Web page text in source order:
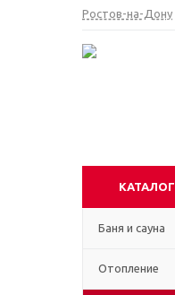
Ростов-на-Дону
КАТАЛОГ
Баня и сауна
Отопление